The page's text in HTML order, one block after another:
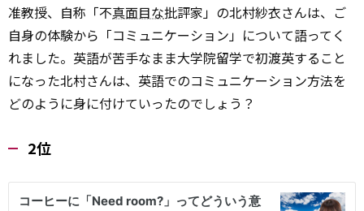
准教授、自称「不真面目な批評家」の北村紗衣さんは、ご
自身の体験から「コミュニケーション」について語ってく
れました。英語が苦手なまま大学院留学で初渡英すること
になった北村さんは、英語でのコミュニケーション方法を
どのように身に付けていったのでしょう？
2位